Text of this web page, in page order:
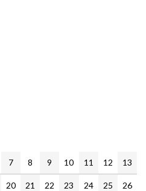
7 8 9 10 11 12 13
20 21 22 23 24 25
26